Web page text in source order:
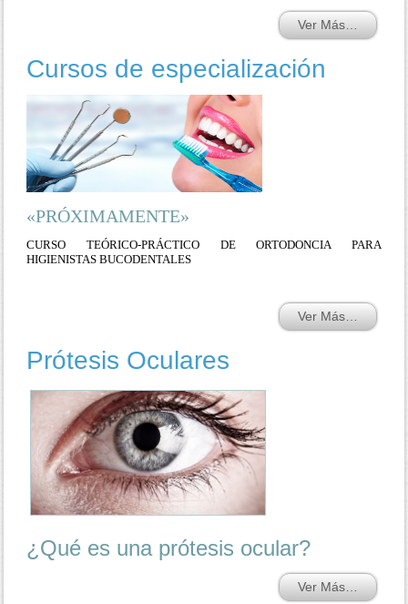
Ver Más…
Cursos de especialización
«PRÓXIMAMENTE»
CURSO TEÓRICO-PRÁCTICO DE ORTODONCIA PARA
HIGIENISTAS BUCODENTALES
Ver Más…
Prótesis Oculares
¿Qué es una prótesis ocular?
Ver Más…